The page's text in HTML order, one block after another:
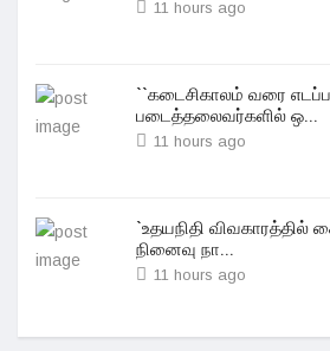
11 hours ago
``கடைசிகாலம் வரை
படைத்தலைவர்களில் ஒ...
11 hours ago
`உதயநிதி விவகாரத்தில்
நினைவு நா...
11 hours ago